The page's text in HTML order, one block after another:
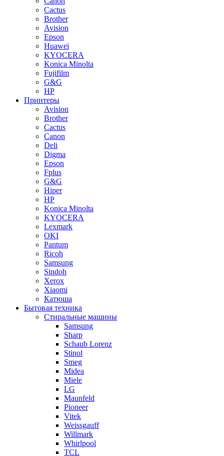
Cactus
Brother
Avision
Epson
Huawei
KYOCERA
Konica Minolta
Fujifilm
G&G
HP
Принтеры
Avision
Brother
Cactus
Canon
Deli
Digma
Epson
Fplus
G&G
Hiper
HP
Konica Minolta
KYOCERA
Lexmark
OKI
Pantum
Ricoh
Samsung
Sindoh
Xerox
Xiaomi
Катюша
Бытовая техника
Стиральные машины
Samsung
Sharp
Schaub Lorenz
Stinol
Smeg
Midea
Miele
LG
Maunfeld
Pioneer
Vitek
Weissgauff
Willmark
Whirlpool
TCL